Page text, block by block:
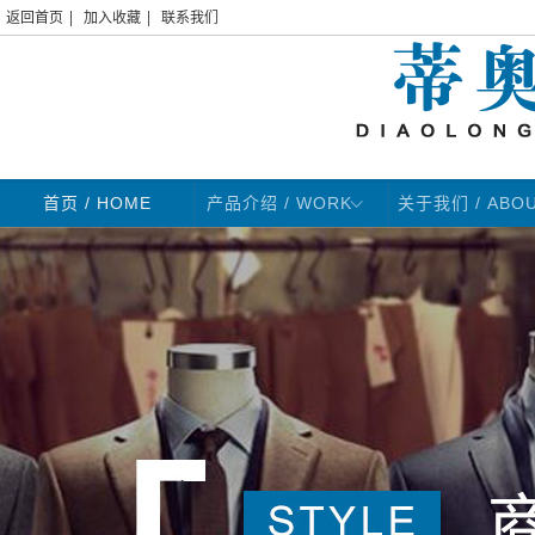
返回首页 加入收藏 联系我们
首页 / HOME 产品介绍 / WORK 关于我们 /